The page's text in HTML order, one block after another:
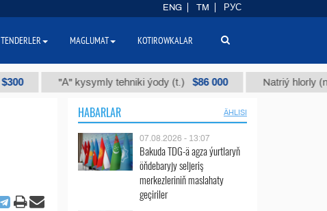
"А" kysymly tehniki ýody (t.) $86 000 Natriý hlorly (nahar
HABARLAR ÄHLISI
07.08.2026 - 13:07
Bakuda TDG-ä agza ýurtlaryň
öňdebaryjy seljeriş
merkezleriniň maslahaty
geçiriler
ENG TM РУС
TENDERLER MAGLUMAT KOTIROWKALAR